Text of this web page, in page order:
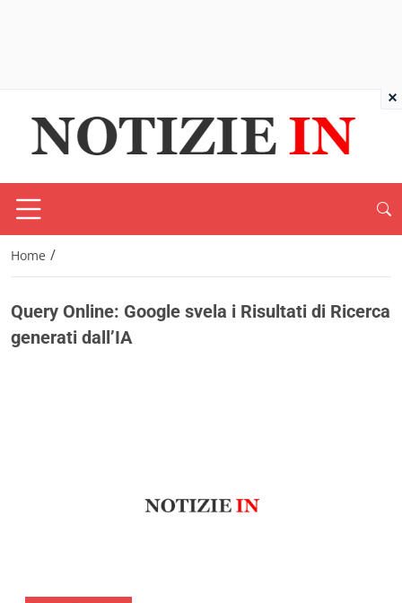
Home /
Query Online: Google svela i Risultati di Ricerca
generati dall’IA
×